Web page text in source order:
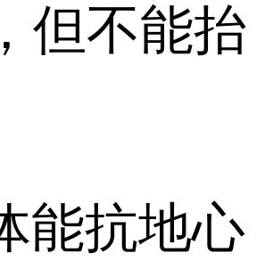
但不能抬
能抗地心